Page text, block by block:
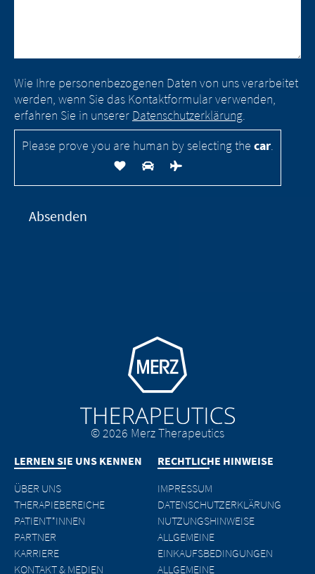
Wie Ihre personenbezogenen Daten von uns verarbeitet
werden, wenn Sie das Kontaktformular verwenden,
erfahren Sie in unserer Datenschutzerklärung.
Please prove you are human by selecting the car.
Go to homepage
© 2026 Merz Therapeutics
LERNEN SIE UNS KENNEN
ÜBER UNS
THERAPIEBEREICHE
PATIENT*INNEN
PARTNER
KARRIERE
KONTAKT & MEDIEN
RECHTLICHE HINWEISE
IMPRESSUM
DATENSCHUTZERKLÄRUNG
NUTZUNGSHINWEISE
ALLGEMEINE
EINKAUFSBEDINGUNGEN
ALLGEMEINE